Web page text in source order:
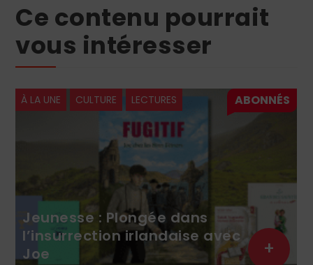
Ce contenu pourrait
vous intéresser
À LA UNE CULTURE LECTURES
Jeunesse : Plongée dans
l’insurrection irlandaise avec
Joe
+